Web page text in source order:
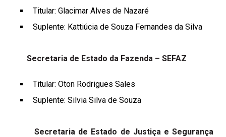
Titular: Glacimar Alves de Nazaré
Suplente: Kattiúcia de Souza Fernandes da Silva
Secretaria de Estado da Fazenda – SEFAZ
Titular: Oton Rodrigues Sales
Suplente: Silvia Silva de Souza
Secretaria de Estado de Justiça e Segurança